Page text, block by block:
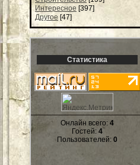
Интересное [397]
Другое [47]
Статистика
Онлайн всего: 4
Гостей: 4
Пользователей: 0